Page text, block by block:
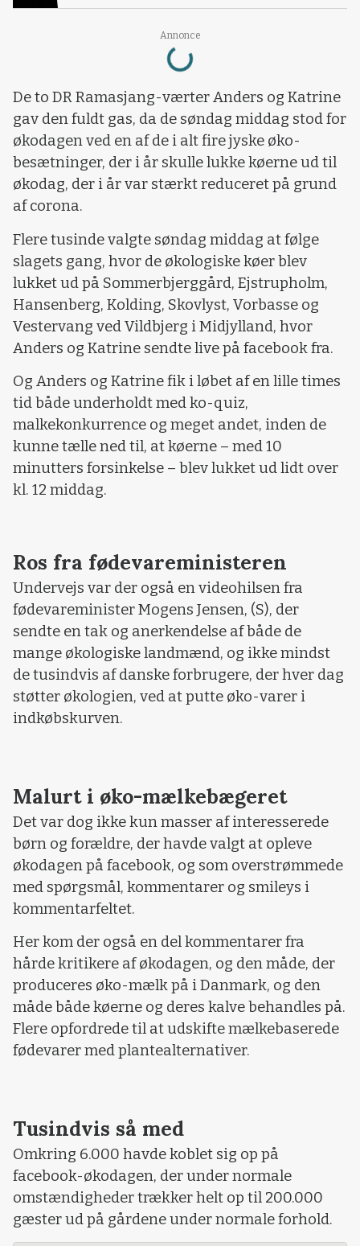
Annonce
Loading...
De to DR Ramasjang-værter Anders og Katrine
gav den fuldt gas, da de søndag middag stod for
økodagen ved en af de i alt fire jyske øko-
besætninger, der i år skulle lukke køerne ud til
økodag, der i år var stærkt reduceret på grund
af corona.
Flere tusinde valgte søndag middag at følge
slagets gang, hvor de økologiske køer blev
lukket ud på Sommerbjerggård, Ejstrupholm,
Hansenberg, Kolding, Skovlyst, Vorbasse og
Vestervang ved Vildbjerg i Midjylland, hvor
Anders og Katrine sendte live på facebook fra.
Og Anders og Katrine fik i løbet af en lille times
tid både underholdt med ko-quiz,
malkekonkurrence og meget andet, inden de
kunne tælle ned til, at køerne – med 10
minutters forsinkelse – blev lukket ud lidt over
kl. 12 middag.
Ros fra fødevareministeren
Undervejs var der også en videohilsen fra
fødevareminister Mogens Jensen, (S), der
sendte en tak og anerkendelse af både de
mange økologiske landmænd, og ikke mindst
de tusindvis af danske forbrugere, der hver dag
støtter økologien, ved at putte øko-varer i
indkøbskurven.
Malurt i øko-mælkebægeret
Det var dog ikke kun masser af interesserede
børn og forældre, der havde valgt at opleve
økodagen på facebook, og som overstrømmede
med spørgsmål, kommentarer og smileys i
kommentarfeltet.
Her kom der også en del kommentarer fra
hårde kritikere af økodagen, og den måde, der
produceres øko-mælk på i Danmark, og den
måde både køerne og deres kalve behandles på.
Flere opfordrede til at udskifte mælkebaserede
fødevarer med plantealternativer.
Tusindvis så med
Omkring 6.000 havde koblet sig op på
facebook-økodagen, der under normale
omstændigheder trækker helt op til 200.000
gæster ud på gårdene under normale forhold.